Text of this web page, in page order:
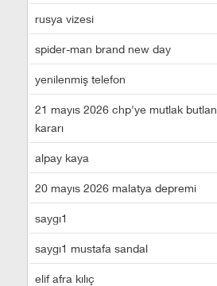
rusya vizesi
spider-man brand new day
yenilenmiş telefon
21 mayıs 2026 chp'ye mutlak butlan
kararı
alpay kaya
20 mayıs 2026 malatya depremi
saygı1
saygı1 mustafa sandal
elif afra kılıç